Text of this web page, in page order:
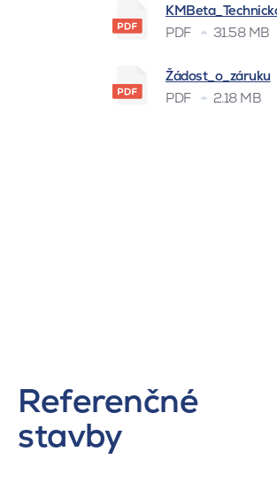
PDF
31.58 MB
Žádost_o_záruku
PDF
2.18 MB
Referenčné
stavby